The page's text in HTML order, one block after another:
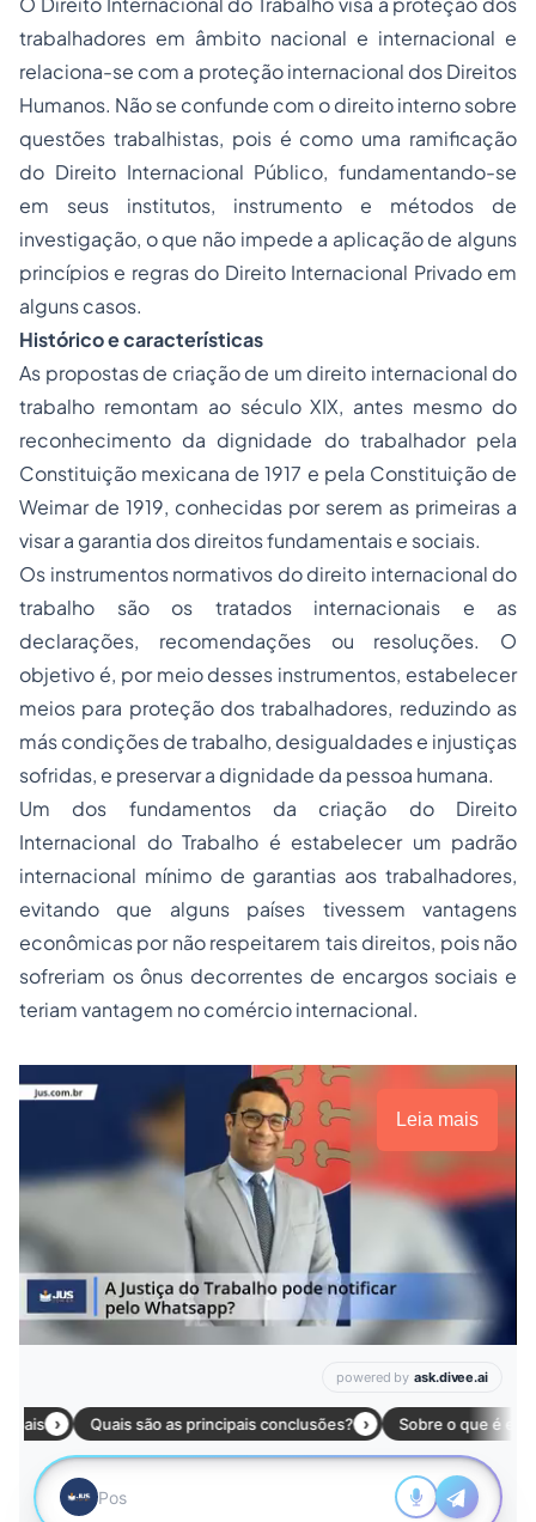
trabalhadores em âmbito nacional e internacional e
relaciona-se com a proteção internacional dosDireitos
Humanos. Não se confunde com o direito interno sobre
questões trabalhistas, pois é como uma ramificação
do Direito Internacional Público, fundamentando-se
em seus institutos, instrumento e métodos de
investigação, o que não impede a aplicação de alguns
princípios e regras do Direito Internacional Privadoem
alguns casos.
Histórico e características
As propostas de criação de um direito internacional do
trabalho remontam ao século XIX, antes mesmo do
reconhecimento da dignidade do trabalhador pela
Constituição mexicana de 1917 e pela Constituição de
Weimar de 1919, conhecidas por serem as primeiras a
visar a garantia dos direitos fundamentais e sociais.
Os instrumentos normativos do direito internacional do
trabalho são os tratados internacionais e as
declarações, recomendações ou resoluções. O
objetivo é, por meio desses instrumentos, estabelecer
meios para proteção dos trabalhadores, reduzindo as
más condições de trabalho, desigualdades e injustiças
sofridas, e preservar a dignidade da pessoa humana.
Um dos fundamentos da criação do Direito
Internacional do Trabalho é estabelecer um padrão
internacional mínimo de garantias aos trabalhadores,
evitando que alguns países tivessem vantagens
econômicas por não respeitarem tais direitos, pois não
sofreriam os ônus decorrentes de encargos sociais e
teriam vantagem no comércio internacional.
Leia mais